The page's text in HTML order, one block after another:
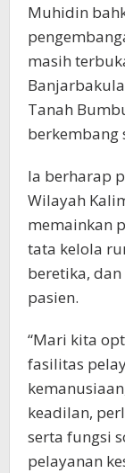
Muhidin
masih
Tanah
berkembang
Ia berharap
Wilayah
memainkan
tata kelola
beretika,
pasien.
“Mari kita
fasilitas
keadilan,
serta fungsi
pelayanan